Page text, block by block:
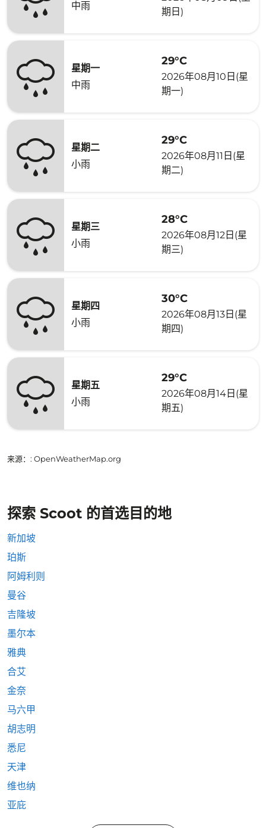
中雨
期日)
星期一
中雨
29°C
2026年08月10日(星
期一)
星期二
小雨
29°C
2026年08月11日(星
期二)
星期三
小雨
28°C
2026年08月12日(星
期三)
星期四
小雨
30°C
2026年08月13日(星
期四)
星期五
小雨
29°C
2026年08月14日(星
期五)
来源： : OpenWeatherMap.org
探索 Scoot 的首选目的地
新加坡
珀斯
阿姆利则
曼谷
吉隆坡
墨尔本
雅典
合艾
金奈
马六甲
胡志明
悉尼
天津
维也纳
亚庇